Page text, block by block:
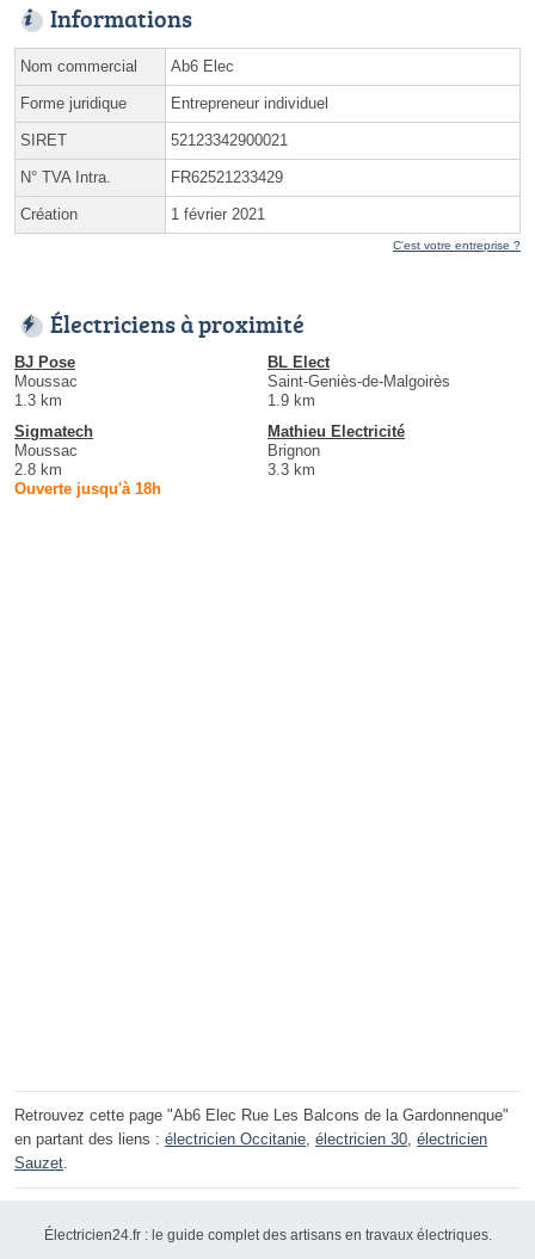
Informations
Nom commercial Ab6 Elec
Forme juridique Entrepreneur individuel
SIRET 52123342900021
N° TVA Intra. FR62521233429
Création 1 février 2021
C'est votre entreprise ?
Électriciens à proximité
BJ Pose
Moussac
1.3 km
BL Elect
Saint-Geniès-de-Malgoirès
1.9 km
Sigmatech
Moussac
2.8 km
Ouverte jusqu'à 18h
Mathieu Electricité
Brignon
3.3 km
Retrouvez cette page "Ab6 Elec Rue Les Balcons de la Gardonnenque"
en partant des liens : électricien Occitanie, électricien 30, électricien
Sauzet.
Électricien24.fr : le guide complet des artisans en travaux électriques.